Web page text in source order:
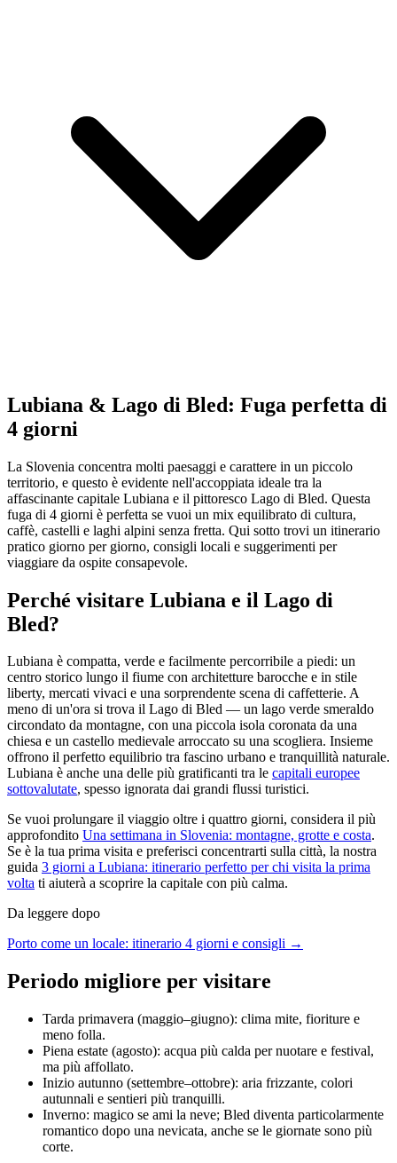
Lubiana & Lago di Bled: Fuga perfetta di
4 giorni
La Slovenia concentra molti paesaggi e carattere in un piccolo
territorio, e questo è evidente nell'accoppiata ideale tra la
affascinante capitale Lubiana e il pittoresco Lago di Bled. Questa
fuga di 4 giorni è perfetta se vuoi un mix equilibrato di cultura,
caffè, castelli e laghi alpini senza fretta. Qui sotto trovi un itinerario
pratico giorno per giorno, consigli locali e suggerimenti per
viaggiare da ospite consapevole.
Perché visitare Lubiana e il Lago di
Bled?
Lubiana è compatta, verde e facilmente percorribile a piedi: un
centro storico lungo il fiume con architetture barocche e in stile
liberty, mercati vivaci e una sorprendente scena di caffetterie. A
meno di un'ora si trova il Lago di Bled — un lago verde smeraldo
circondato da montagne, con una piccola isola coronata da una
chiesa e un castello medievale arroccato su una scogliera. Insieme
offrono il perfetto equilibrio tra fascino urbano e tranquillità naturale.
Lubiana è anche una delle più gratificanti tra le capitali europee
sottovalutate, spesso ignorata dai grandi flussi turistici.
Se vuoi prolungare il viaggio oltre i quattro giorni, considera il più
approfondito Una settimana in Slovenia: montagne, grotte e costa.
Se è la tua prima visita e preferisci concentrarti sulla città, la nostra
guida 3 giorni a Lubiana: itinerario perfetto per chi visita la prima
volta ti aiuterà a scoprire la capitale con più calma.
Da leggere dopo
Porto come un locale: itinerario 4 giorni e consigli →
Periodo migliore per visitare
Tarda primavera (maggio–giugno): clima mite, fioriture e
meno folla.
Piena estate (agosto): acqua più calda per nuotare e festival,
ma più affollato.
Inizio autunno (settembre–ottobre): aria frizzante, colori
autunnali e sentieri più tranquilli.
Inverno: magico se ami la neve; Bled diventa particolarmente
romantico dopo una nevicata, anche se le giornate sono più
corte.